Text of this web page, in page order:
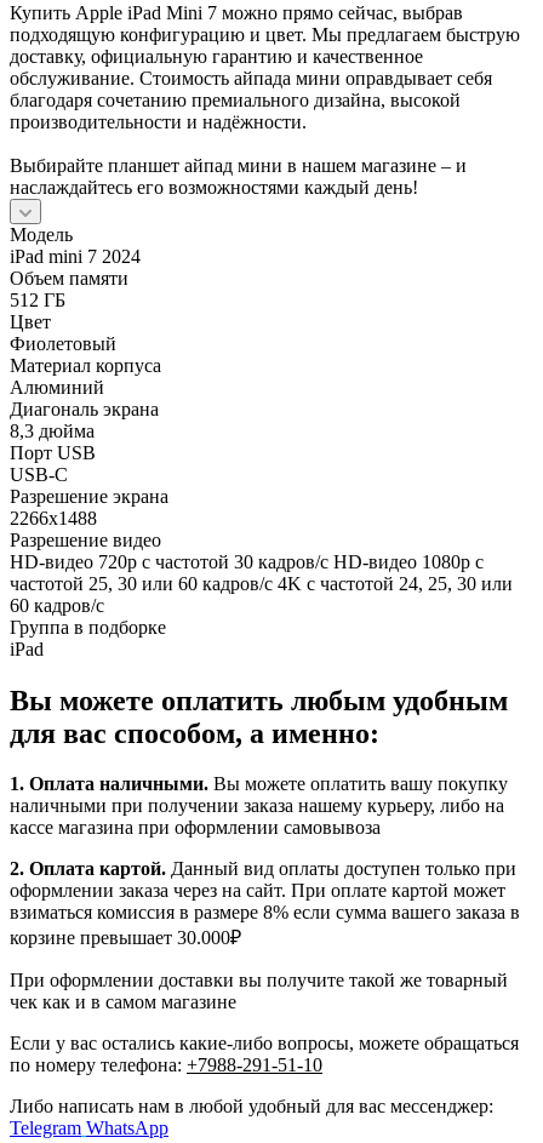
Купить Apple iPad Mini 7 можно прямо сейчас, выбрав
подходящую конфигурацию и цвет. Мы предлагаем быструю
доставку, официальную гарантию и качественное
обслуживание. Стоимость айпада мини оправдывает себя
благодаря сочетанию премиального дизайна, высокой
производительности и надёжности.
Выбирайте планшет айпад мини в нашем магазине – и
наслаждайтесь его возможностями каждый день!
Модель
iPad mini 7 2024
Объем памяти
512 ГБ
Цвет
Фиолетовый
Материал корпуса
Алюминий
Диагональ экрана
8,3 дюйма
Порт USB
USB-C
Разрешение экрана
2266x1488
Разрешение видео
HD-видео 720p с частотой 30 кадров/ с HD-видео 1080p с
частотой 25, 30 или 60 кадров/ с 4K с частотой 24, 25, 30 или
60 кадров/ с
Группа в подборке
iPad
Вы можете оплатить любым удобным
для вас способом, а именно:
1. Оплата наличными. Вы можете оплатить вашу покупку
наличными при получении заказа нашему курьеру, либо на
кассе магазина при оформлении самовывоза
2. Оплата картой. Данный вид оплаты доступен только при
оформлении заказа через на сайт. При оплате картой может
взиматься комиссия в размере 8% если сумма вашего заказа в
корзине превышает 30.000₽
При оформлении доставки вы получите такой же товарный
чек как и в самом магазине
Если у вас остались какие-либо вопросы, можете обращаться
по номеру телефона: +7988-291-51-10
Либо написать нам в любой удобный для вас мессенджер:
Telegram WhatsApp